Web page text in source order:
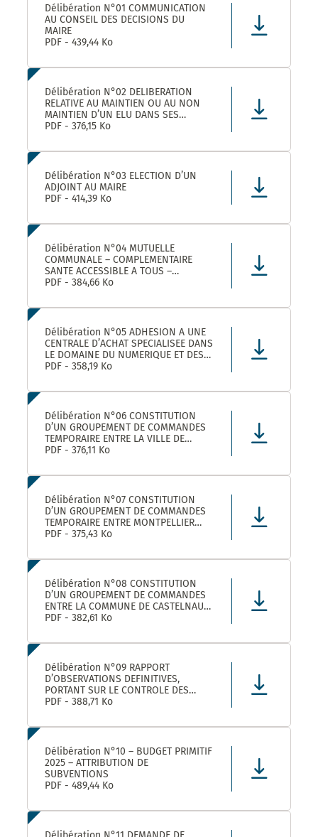
Délibération N°01 COMMUNICATION
AU CONSEIL DES DECISIONS DU
MAIRE
PDF - 439,44 Ko
Délibération N°02 DELIBERATION
RELATIVE AU MAINTIEN OU AU NON
MAINTIEN D’UN ELU DANS SES
FONCTIONS D’ADJOINT AU MAIRE
PDF - 376,15 Ko
Délibération N°03 ELECTION D’UN
ADJOINT AU MAIRE
PDF - 414,39 Ko
Délibération N°04 MUTUELLE
COMMUNALE – COMPLEMENTAIRE
SANTE ACCESSIBLE A TOUS –
CONVENTION DE PARTENARIAT AVEC
APPROBATION ET AUTORISATION DE
PDF - 384,66 Ko
Délibération N°05 ADHESION A UNE
CENTRALE D’ACHAT SPECIALISEE DANS
LE DOMAINE DU NUMERIQUE ET DES
TELECOMS DENOMMEE « CANUT »
PDF - 358,19 Ko
Délibération N°06 CONSTITUTION
D’UN GROUPEMENT DE COMMANDES
TEMPORAIRE ENTRE LA VILLE DE
MONTPELLIER, LA COMMUNE DE
AUTRES ACHETEURS PUBLICS POUR
ADMINISTRATIVES DE BUREAU –
ADHÉSION AU GROUPEMENT DE CO
PDF - 376,11 Ko
Délibération N°07 CONSTITUTION
D’UN GROUPEMENT DE COMMANDES
TEMPORAIRE ENTRE MONTPELLIER
MEDITERRANEE METROPOLE, LA VILLE
AUTRES ACHETEURS PUBLICS POUR LA
MATERIELS D’ENTRETIEN DES LOCAUX
– ADHÉS
PDF - 375,43 Ko
Délibération N°08 CONSTITUTION
D’UN GROUPEMENT DE COMMANDES
ENTRE LA COMMUNE DE CASTELNAU-
LE-LEZ, LE CENTRE COMMUNAL
LEZ ET SES ETABLISSEMENTS
LIVRAISON ET LA GESTION DE TITRES
RESTAURANT E
PDF - 382,61 Ko
Délibération N°09 RAPPORT
D’OBSERVATIONS DEFINITIVES,
PORTANT SUR LE CONTROLE DES
COMPTES ET DE LA GESTION DE
METROPOLE AU TITRE DES EXERCICES
PDF - 388,71 Ko
Délibération N°10 – BUDGET PRIMITIF
2025 – ATTRIBUTION DE
SUBVENTIONS
PDF - 489,44 Ko